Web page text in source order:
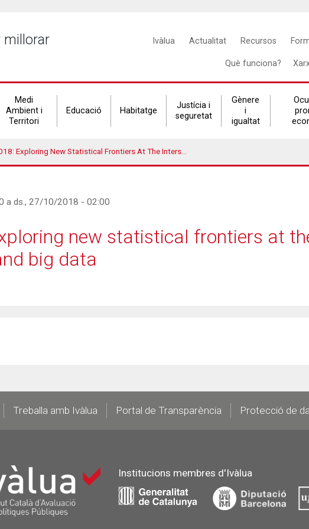
millorar
Main
navigation
Ivàlua Actualitat Recursos
Què funciona?
Medi
Ambient i
Territori
Educació Habitatge
Justícia i
seguretat
Gènere
i
igualtat
New Statistical Frontiers At The Intersection Of Survey Science And Big Data
a ds., 27/10/2018 - 02:00
new statistical frontiers at
big data
Treballa amb Ivàlua Portal de Transparència Protecció de
Institucions membres d'Ivàlua